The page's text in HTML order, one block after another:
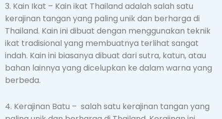
3. Kain Ikat – Kain ikat Thailand adalah salah satu
kerajinan tangan yang paling unik dan berharga di
Thailand. Kain ini dibuat dengan menggunakan teknik
ikat tradisional yang membuatnya terlihat sangat
indah. Kain ini biasanya dibuat dari sutra, katun, atau
bahan lainnya yang dicelupkan ke dalam warna yang
berbeda.
4. Kerajinan Batu – salah satu kerajinan tangan yang